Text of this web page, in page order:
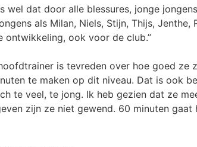
wel dat door alle blessures, jonge
als Milan, Niels, Stijn, Thijs, Jenthe,
ontwikkeling, ook voor de club.”
is tevreden over hoe goed ze
te maken op dit niveau. Dat is ook
te veel, te jong. Ik heb gezien dat ze
zijn ze niet gewend. 60 minuten